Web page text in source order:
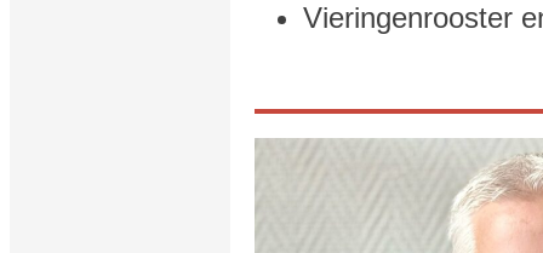
Vieringenrooster